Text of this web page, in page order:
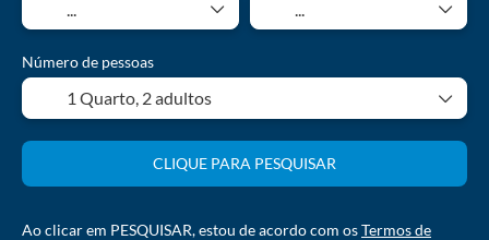
Número de pessoas
1 Quarto, 2 adultos
CLIQUE PARA PESQUISAR
Ao clicar em PESQUISAR, estou de acordo com osTermos de